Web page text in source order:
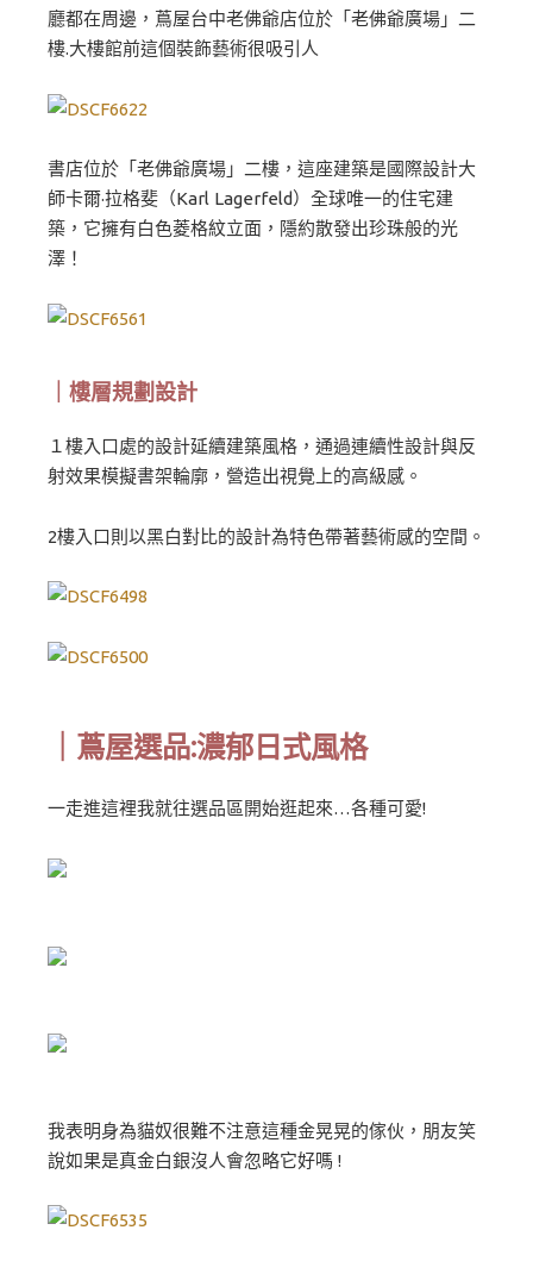
廳都在周邊，蔦屋台中老佛爺店位於「老佛爺廣場」二
樓.大樓館前這個裝飾藝術很吸引人
書店位於「老佛爺廣場」二樓，這座建築是國際設計大
師卡爾·拉格斐（Karl Lagerfeld）全球唯一的住宅建
築，它擁有白色菱格紋立面，隱約散發出珍珠般的光
澤！
｜樓層規劃設計
１樓入口處的設計延續建築風格，通過連續性設計與反
射效果模擬書架輪廓，營造出視覺上的高級感。
2樓入口則以黑白對比的設計為特色帶著藝術感的空間。
｜蔦屋選品:濃郁日式風格
一走進這裡我就往選品區開始逛起來…各種可愛!
我表明身為貓奴很難不注意這種金晃晃的傢伙，朋友笑
說如果是真金白銀沒人會忽略它好嗎 !